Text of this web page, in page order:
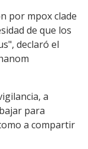
por mpox clade
de que los
declaró el
a
para
a compartir